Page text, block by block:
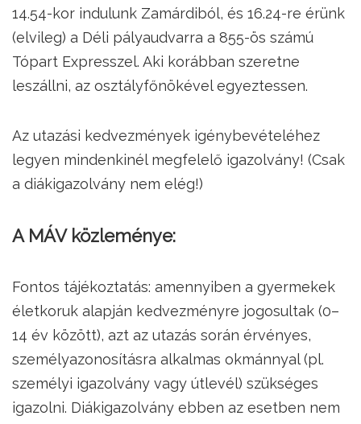
14.54-kor indulunk Zamárdiból, és 16.24-re érünk
(elvileg) a Déli pályaudvarra a 855-ös számú
Tópart Expresszel. Aki korábban szeretne
leszállni, az osztályfőnökével egyeztessen.
Az utazási kedvezmények igénybevételéhez
legyen mindenkinél megfelelő igazolvány! (Csak
a diákigazolvány nem elég!)
A MÁV közleménye:
Fontos tájékoztatás: amennyiben a gyermekek
életkoruk alapján kedvezményre jogosultak (0–
14 év között), azt az utazás során érvényes,
személyazonosításra alkalmas okmánnyal (pl.
személyi igazolvány vagy útlevél) szükséges
igazolni. Diákigazolvány ebben az esetben nem